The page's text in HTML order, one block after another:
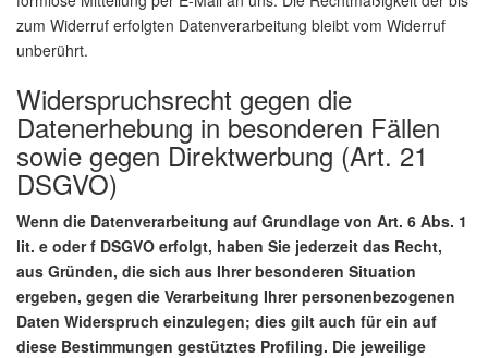
zum Widerruf erfolgten Datenverarbeitung bleibt vom Widerruf
unberührt.
Widerspruchsrecht gegen die
Datenerhebung in besonderen Fällen
sowie gegen Direktwerbung (Art. 21
DSGVO)
Wenn die Datenverarbeitung auf Grundlage von Art. 6 Abs. 1
lit. e oder f DSGVO erfolgt, haben Sie jederzeit das Recht,
aus Gründen, die sich aus Ihrer besonderen Situation
ergeben, gegen die Verarbeitung Ihrer personenbezogenen
Daten Widerspruch einzulegen; dies gilt auch für ein auf
diese Bestimmungen gestütztes Profiling. Die jeweilige